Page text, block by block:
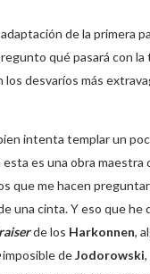
de la primera
qué pasará con
los desvaríos más
intenta templar un
es una obra maestra
que me hacen
una cinta. Y eso que he
de los Harkonnen,
imposible deJodorowski